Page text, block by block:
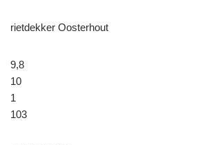
rietdekker Oosterhout
9,8
10
1
103